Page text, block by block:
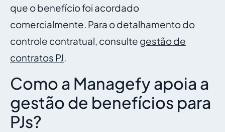
que o benefício foi acordado
comercialmente. Para o detalhamento do
controle contratual, consulte gestão de
contratos PJ.
Como a Managefy apoia a
gestão de benefícios para
PJs?